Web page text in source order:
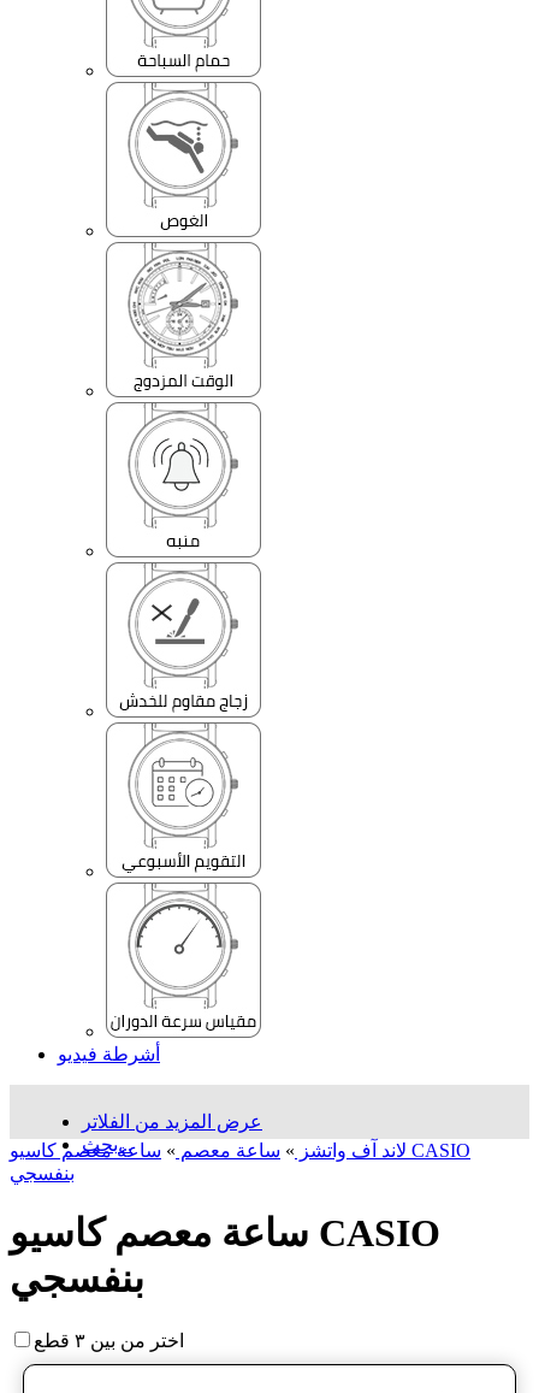
أشرطة فيديو
عرض المزيد من الفلاتر
بحث...
لاند آف واتشز » ساعة معصم » ساعة معصم کاسیو CASIO
بنفسجي
ساعة معصم کاسیو CASIO
بنفسجي
اختر من بين ٣ قطع